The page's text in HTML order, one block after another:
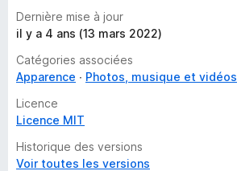
Dernière mise à jour
il y a 4 ans (13 mars 2022)
Catégories associées
Apparence
Photos, musique et vidéos
Licence
Licence MIT
Historique des versions
Voir toutes les versions